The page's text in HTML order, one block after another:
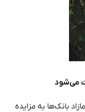
می‌شود
بانک‌ها به مزایده